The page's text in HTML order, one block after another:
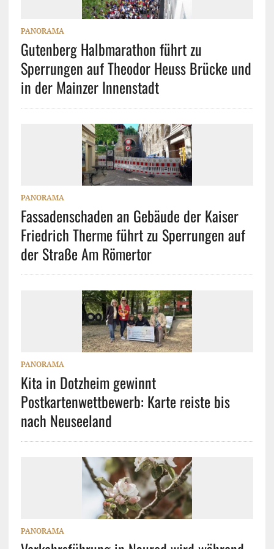
PANORAMA
Gutenberg Halbmarathon führt zu
Sperrungen auf Theodor Heuss Brücke und
in der Mainzer Innenstadt
PANORAMA
Fassadenschaden an Gebäude der Kaiser
Friedrich Therme führt zu Sperrungen auf
der Straße Am Römertor
PANORAMA
Kita in Dotzheim gewinnt
Postkartenwettbewerb: Karte reiste bis
nach Neuseeland
PANORAMA